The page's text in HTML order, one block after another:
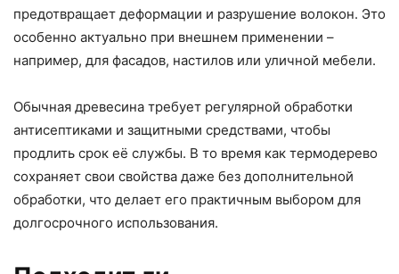
предотвращает деформации и разрушение волокон. Это
особенно актуально при внешнем применении –
например, для фасадов, настилов или уличной мебели.
Обычная древесина требует регулярной обработки
антисептиками и защитными средствами, чтобы
продлить срок её службы. В то время как термодерево
сохраняет свои свойства даже без дополнительной
обработки, что делает его практичным выбором для
долгосрочного использования.